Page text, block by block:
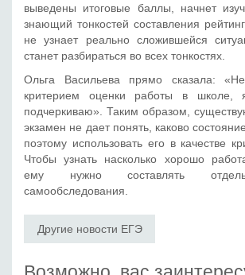
выведены итоговые баллы, начнет
знающий тонкостей составления
не узнает реально сложившейся
станет разбираться во всех тонкостях.
Ольга Васильева прямо сказала:
критерием оценки работы в
подчеркиваю». Таким образом,
экзамен не дает понять, каково
поэтому использовать его в качестве
Чтобы узнать насколько хорошо
ему нужно составлять
самообследования.
Другие новости ЕГЭ